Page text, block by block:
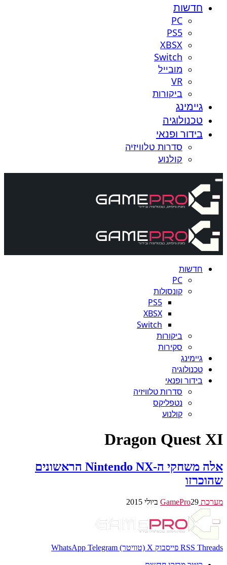
חדשות
PC
PS5
XBSX
Switch
מובייל
VR
ביקורות
גיימינג
טכנולוגיה
בידור ופנאי
סדרות טלוויזיה
קולנוע
חדשות
PC
קונסולות
PS5
XBSX
Switch
ביקורות
סקירות
גיימינג
טכנולוגיה
בידור ופנאי
סדרות טלוויזיה
נטפליקס
קולנוע
Dragon Quest XI
אלה משחקי ה-Nintendo NX הראשונים
שהוכרזו
מערכת GamePro 29 ביולי 2015
RSS Threads פייסבוק X (טוויטר) WhatsApp Telegram